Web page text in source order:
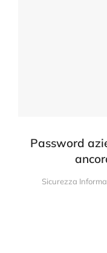
Password
Sicurezza